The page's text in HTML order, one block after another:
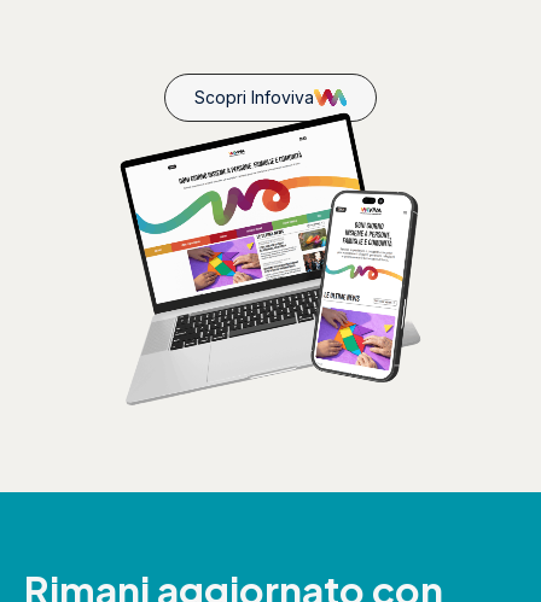
Scopri Infoviva
Rimani aggiornato con